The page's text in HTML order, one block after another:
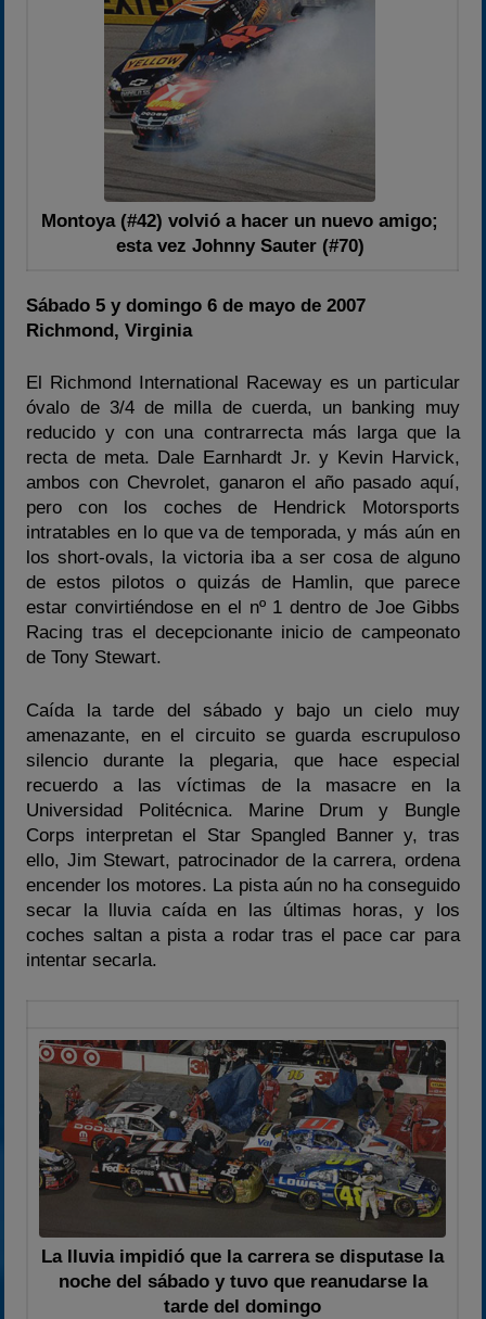
Montoya (#42) volvió a hacer un nuevo amigo;
esta vez Johnny Sauter (#70)
Sábado 5 y domingo 6 de mayo de 2007
Richmond, Virginia
El Richmond International Raceway es un particular
óvalo de 3/4 de milla de cuerda, un banking muy
reducido y con una contrarrecta más larga que la
recta de meta. Dale Earnhardt Jr. y Kevin Harvick,
ambos con Chevrolet, ganaron el año pasado aquí,
pero con los coches de Hendrick Motorsports
intratables en lo que va de temporada, y más aún en
los short-ovals, la victoria iba a ser cosa de alguno
de estos pilotos o quizás de Hamlin, que parece
estar convirtiéndose en el nº 1 dentro de Joe Gibbs
Racing tras el decepcionante inicio de campeonato
de Tony Stewart.
Caída la tarde del sábado y bajo un cielo muy
amenazante, en el circuito se guarda escrupuloso
silencio durante la plegaria, que hace especial
recuerdo a las víctimas de la masacre en la
Universidad Politécnica. Marine Drum y Bungle
Corps interpretan el Star Spangled Banner y, tras
ello, Jim Stewart, patrocinador de la carrera, ordena
encender los motores. La pista aún no ha conseguido
secar la lluvia caída en las últimas horas, y los
coches saltan a pista a rodar tras el pace car para
intentar secarla.
La lluvia impidió que la carrera se disputase la
noche del sábado y tuvo que reanudarse la
tarde del domingo